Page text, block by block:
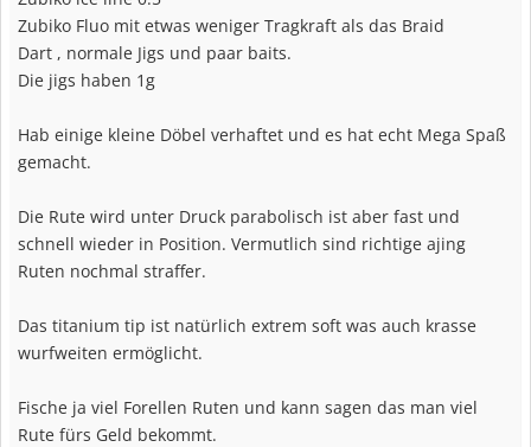
Zubiko Fluo mit etwas weniger Tragkraft als das Braid
Dart , normale Jigs und paar baits.
Die jigs haben 1g
Hab einige kleine Döbel verhaftet und es hat echt Mega Spaß
gemacht.
Die Rute wird unter Druck parabolisch ist aber fast und
schnell wieder in Position. Vermutlich sind richtige ajing
Ruten nochmal straffer.
Das titanium tip ist natürlich extrem soft was auch krasse
wurfweiten ermöglicht.
Fische ja viel Forellen Ruten und kann sagen das man viel
Rute fürs Geld bekommt.